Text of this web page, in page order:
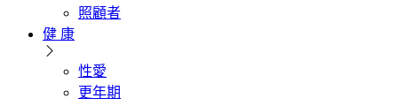
照顧者
健 康
性愛
更年期